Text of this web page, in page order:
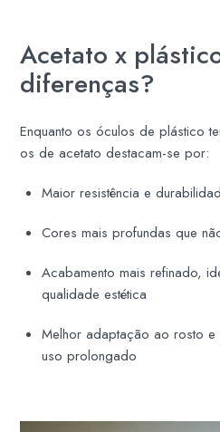
Acetato x
diferenças?
Enquanto os óculos de plástico
os de acetato destacam-se por:
Maior resistência e
Cores mais profundas que
Acabamento mais refinado,
qualidade estética
Melhor adaptação ao rosto
uso prolongado